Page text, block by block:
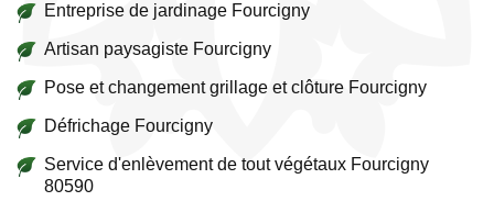
Entreprise de jardinage Fourcigny
Artisan paysagiste Fourcigny
Pose et changement grillage et clôture Fourcigny
Défrichage Fourcigny
Service d'enlèvement de tout végétaux Fourcigny
80590